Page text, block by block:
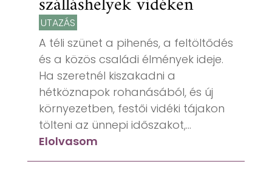
UTAZÁS
A téli szünet a pihenés, a feltöltődés
és a közös családi élmények ideje.
Ha szeretnél kiszakadni a
hétköznapok rohanásából, és új
környezetben, festői vidéki tájakon
tölteni az ünnepi időszakot,...
Elolvasom